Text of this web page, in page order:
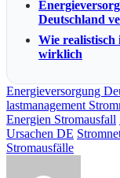
Deutschland
Wie realistisch
wirklich
Energieversorgung
lastmanagement
Energien Stromausfall
Ursachen DE
Stromausfälle